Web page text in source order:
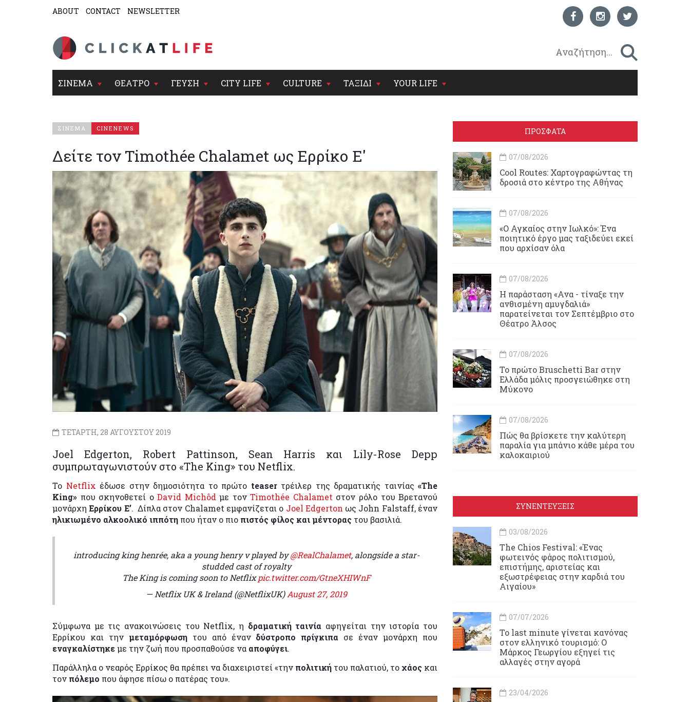
ABOUT CONTACT NEWSLETTER
ΣΙΝΕΜΑ ΘΕΑΤΡΟ ΓΕΥΣΗ CITY LIFE CULTURE ΤΑΞΙΔΙ YOUR LIFE
ΣΙΝΕΜΑ CINENEWS
Δείτε τον Timothée Chalamet ως Ερρίκο Ε'
ΤΕΤΑΡΤΗ, 28 ΑΥΓΟΥΣΤΟΥ 2019
Joel Edgerton, Robert Pattinson, Sean Harris και Lily-Rose Depp
συμπρωταγωνιστούν στο «The King» του Netflix.
Το Netflix έδωσε στην δημοσιότητα το πρώτο teaser τρέιλερ της δραματικής ταινίας «The
King» που σκηνοθετεί οDavid Michôd με τονTimothée Chalamet στον ρόλο του Βρετανού
μονάρχηΕρρίκου Ε’. Δίπλα στον Chalamet εμφανίζεται ο Joel Edgerton ως John Falstaff, έναν
ηλικιωμένο αλκοολικό ιππότη που ήταν ο πιο πιστός φίλος και μέντορας του βασιλιά.
introducing king henrée, aka a young henry v played by@RealChalamet, alongside a star-
studded cast of royalty
The King is coming soon to Netflixpic.twitter.com/GtneXHIWnF
— Netflix UK & Ireland (@NetflixUK)August 27, 2019
Σύμφωνα με τις ανακοινώσεις του Netflix, η δραματική ταινία αφηγείται την ιστορία του
Ερρίκου και την μεταμόρφωση του από έναν δύστροπο πρίγκιπα σε έναν μονάρχη που
εναγκαλίστηκεμε την ζωή που προσπαθούσε να αποφύγει.
Παράλληλα ο νεαρός Ερρίκος θα πρέπει να διαχειριστεί «την πολιτική του παλατιού, το χάος και
τον πόλεμο που άφησε πίσω ο πατέρας του».
ΠΡΟΣΦΑΤΑ
07/08/2026
Cool Routes: Χαρτογραφώντας τη
δροσιά στο κέντρο της Αθήνας
07/08/2026
«Ο Αγκαίος στην Ιωλκό»: Ένα
ποιητικό έργο μας ταξιδεύει εκεί
που αρχίσαν όλα
07/08/2026
Η παράσταση «Ανα - τίναξε την
ανθισμένη αμυγδαλιά»
παρατείνεται τον Σεπτέμβριο στο
Θέατρο Άλσος
07/08/2026
Το πρώτο Bruschetti Bar στην
Ελλάδα μόλις προσγειώθηκε στη
Μύκονο
07/08/2026
Πώς θα βρίσκετε την καλύτερη
παραλία για μπάνιο κάθε μέρα του
καλοκαιριού
ΣΥΝΕΝΤΕΥΞΕΙΣ
03/08/2026
Τhe Chios Festival: «Ένας
φωτεινός φάρος πολιτισμού,
επιστήμης, αριστείας και
εξωστρέφειας στην καρδιά του
Αιγαίου»
07/07/2026
Το last minute γίνεται κανόνας
στον ελληνικό τουρισμό: Ο
Μάρκος Γεωργίου εξηγεί τις
αλλαγές στην αγορά
23/04/2026